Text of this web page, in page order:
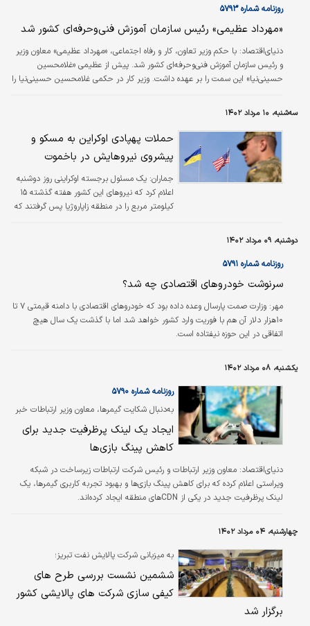
همین اقلام اساسی استفاده شود. نکته دیگر این
است که قیمت این کالاها به قیمت ثابت سال
۱۴۰۱ خواهد بود و ما‌به‌التفاوت تورمی آن توسط
دولت پرداخت خواهد شد. معاون وزیر رفاه
همچنین خبر داد که در فاز سوم…
روزنامه شماره ۵۷۹۳
«مهرداد عظیمی» رئیس سازمان آموزش فنی‌و‌حرفه‌ای کشور شد
دنیای‌اقتصاد: با حکم وزیر تعاون، کار و رفاه اجتماعی، «مهرداد عظیمی» معاون وزیر
و رئیس سازمان آموزش فنی‌و‌حرفه‌ای کشور شد. پیش ‌از عظیمی «غلامحسین
حسینی‌نیا» این سمت را بر عهده‌ داشت. وزیر کار در حکمی غلامحسین حسینی‌نیا را
کرد. او دانش‌آموخته دکترای ترویج و آموزش کشاورزی از دانشگاه علوم و تحقیقات
تهران است و ریاست دانشکده کارآفرینی دانشگاه تهران، ریاست موسسه آموزش عالی
علمی کاربردی مهارت، عضویت در شورای پژوهش سازمان آموزش فنی و…
سه‌شنبه، ۱۰ مرداد ۱۴۰۲
حملات پهپادی اوکراین به مسکو و
پیشروی نیروهایش در باخموت
جماران: یک مسئول برجسته اوکراینی روز دوشنبه
اعلام کرد که نیروهای این کشور هفته گذشته ۱۵
کیلومتر مربع را در منطقه زاپاروژیا پس گرفتند که
دوشنبه، ۰۹ مرداد ۱۴۰۲
روزنامه شماره ۵۷۹۱
سرنوشت خودروهای اقتصادی چه شد؟
مهر:
وزارت صمت پارسال وعده داده بود که خودروهای اقتصادی با دامنه قیمتی ۷ تا
۱۰‌هزار دلار آن هم با فوریت وارد کشور خواهد شد اما با گذشت یک سال هیچ
اتفاقی در این حوزه نیفتاده است.
یکشنبه، ۰۸ مرداد ۱۴۰۲
به‌دنبال شکایت گیمر‌ها، معاون وزیر ارتباطات خبر
داد‌
روزنامه شماره ۵۷۹۰
ایجاد یک لینک پرظرفیت جدید برای
کاهش پینگ بازی‌ها
دنیای‌اقتصاد: معاون وزیر ارتباطات و رئیس شرکت ارتباطات زیرساخت در شبکه
ویراستی اعلام کرده که برای کاهش پینگ بازی‌ها و بهبود تجربه کاربری گیمر‌ها، یک
لینک پرظرفیت جدید در یکی از CDNهای منطقه ایجاد کرده‌اند.
چهارشنبه، ۰۴ مرداد ۱۴۰۲
به میزبانی شرکت پالایش نفت تبریز؛
ششمین نشست بررسی طرح های
کیفی سازی شرکت های پالایشی کشور
برگزار شد